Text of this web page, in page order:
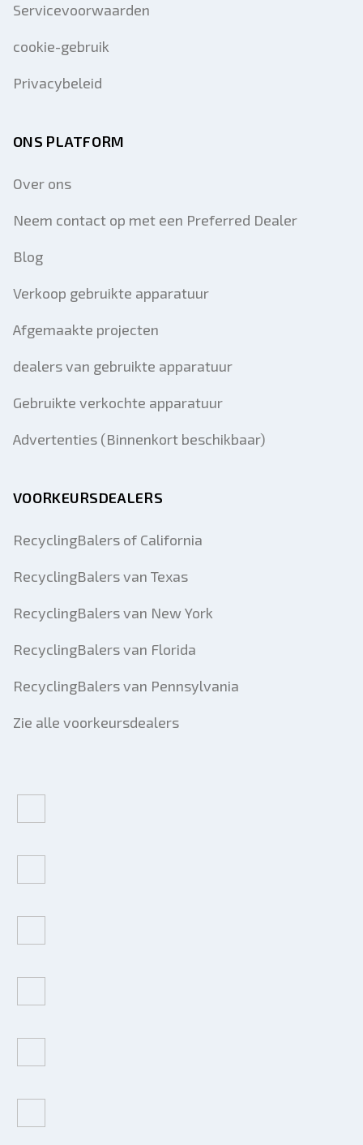
Servicevoorwaarden
cookie-gebruik
Privacybeleid
ONS PLATFORM
Over ons
Neem contact op met een Preferred Dealer
Blog
Verkoop gebruikte apparatuur
Afgemaakte projecten
dealers van gebruikte apparatuur
Gebruikte verkochte apparatuur
Advertenties (Binnenkort beschikbaar)
VOORKEURSDEALERS
RecyclingBalers of California
RecyclingBalers van Texas
RecyclingBalers van New York
RecyclingBalers van Florida
RecyclingBalers van Pennsylvania
Zie alle voorkeursdealers